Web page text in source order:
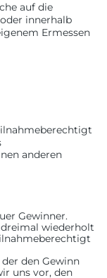
auf die
innerhalb
Ermessen
anderen
Gewinner.
wiederholt
den Gewinn
uns vor, den